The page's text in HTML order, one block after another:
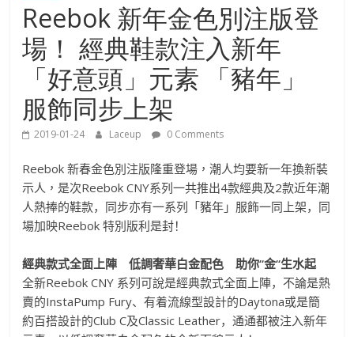
Reebok 新年金色別注版登
場！ 經典鞋款注入新年
「好意頭」元素 「豬年」
服飾同步上架
2019-01-24 Laceup 0 Comments
Reebok新春金色別注版隆重登場，潮人均要新一年換新裝
示人， 是次Reebok CNY系列一共推出4款經典及2款近年潮
人熱捧的鞋款， 同步亦有一系列「豬年」服飾一同上架，同
場加映Reebok特別版利是封！
經典款式全面上陣 低調奢華白金配色 助你“金“生水起
全新Reebok CNY 系列可說是經典款式全面上陣，不論是熱
賣的InstaPump Fury、有着流線型設計的Daytona或是簡
約百搭設計的Club C及Classic Leather，通通都被注入新年